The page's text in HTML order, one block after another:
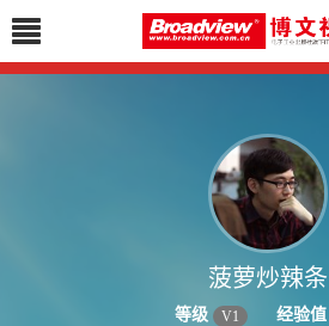
菠萝炒辣条
等级 V1 经验值